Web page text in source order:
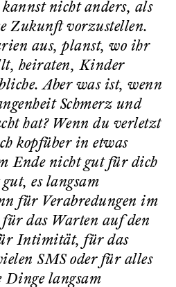
nicht anders, als
Zukunft vorzustellen.
aus, planst, wo ihr
heiraten, Kinder
Aber was ist, wenn
Schmerz und
hat? Wenn du verletzt
kopfüber in etwas
Ende nicht gut für dich
es langsam
für Verabredungen im
das Warten auf den
Intimität, für das
SMS oder für alles
Dinge langsam